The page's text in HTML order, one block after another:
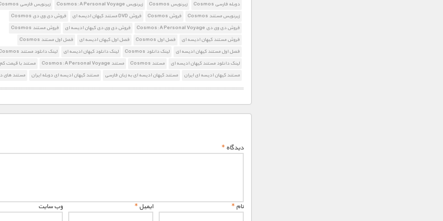
1900 تومان – دانلود قسمت 6 (افزودن به سبد خريد)
1900 تومان – دانلود قسمت 7 (افزودن به سبد خريد)
1900 تومان – دانلود قسمت 8 (افزودن به سبد خريد)
دوبله فارسی Cosmos زیرنویس Cosmos زیرنویس Cosmos: A Personal Voyage
زیرنویس فارسی Cosmos
زیرنویس مستند Cosmos
فروش Cosmos فروش DVD مستند کیهان ادیسه ای
فروش دی وی دی Cosmos
فروش دی وی دی Cosmos: A Personal Voyage
فروش دی وی دی کیهان ادیسه ای
فروش مستند Cosmos
فروش مستند کیهان ادیسه ای
فصل اول Cosmos فصل اول کیهان ادیسه ای
فصل اول مستند Cosmos
فصل اول مستند کیهان ادیسه ای
لینک دانلود Cosmos لینک دانلود کیهان ادیسه ای
لینک دانلود مستند Cosmos
لینک دانلود مستند کیهان ادیسه ای
مستند Cosmos مستند Cosmos: A Personal Voyage
مستند با قیمت
مستند کیهان ادیسه ای ایران
مستند کیهان ادیسه ای به زبان فارسی مستند کیهان ادیسه ای دوبله ایران مستند های
دیدگاه*
نام* ایمیل* وب‌ سایت